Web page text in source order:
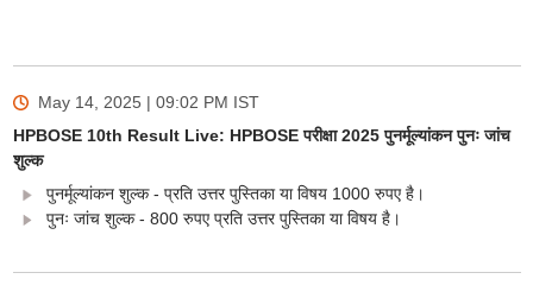
May 14, 2025 | 09:02 PM IST
HPBOSE 10th Result Live: HPBOSE परीक्षा 2025 पुनर्मूल्यांकन पुनः जांच
शुल्क
पुनर्मूल्यांकन शुल्क - प्रति उत्तर पुस्तिका या विषय 1000 रुपए है।
पुनः जांच शुल्क - 800 रुपए प्रति उत्तर पुस्तिका या विषय है।